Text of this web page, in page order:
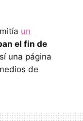
un
el fin de
una página
de